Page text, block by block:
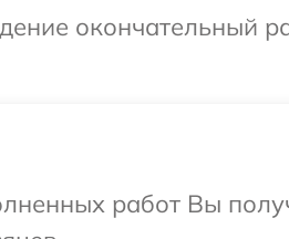
окончательный
работ Вы